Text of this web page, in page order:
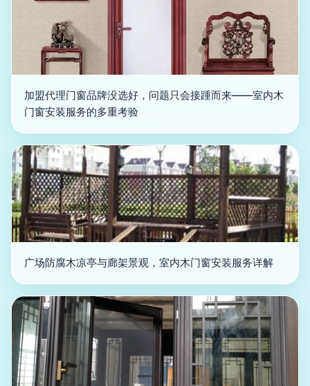
加盟代理门窗品牌没选好，问题只会接踵而来——室内木
门窗安装服务的多重考验
广场防腐木凉亭与廊架景观，室内木门窗安装服务详解